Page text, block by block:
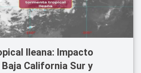
Ileana: Impacto
California Sur y